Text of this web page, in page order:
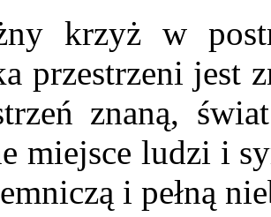
krzyż w
przestrzeni jest
znaną,
miejsce ludzi i
i pełną